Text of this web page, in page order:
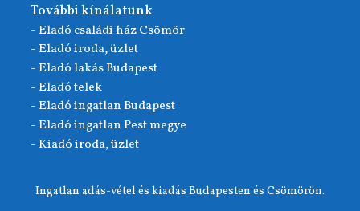
További kínálatunk
- Eladó családi ház Csömör
- Eladó iroda, üzlet
- Eladó lakás Budapest
- Eladó telek
- Eladó ingatlan Budapest
- Eladó ingatlan Pest megye
- Kiadó iroda, üzlet
Ingatlan adás-vétel és kiadás Budapesten és Csömörön.